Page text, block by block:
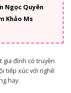
Ngọc Quyên
Khảo Ms
gia đình có truyền
tiếp xúc với nghề
hay.